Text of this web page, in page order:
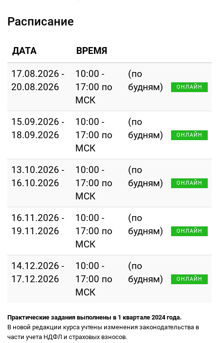
Расписание
ДАТА ВРЕМЯ
17.08.2026 -
20.08.2026
10:00 -
17:00 по
МСК
(по
будням)
ОНЛАЙН
15.09.2026 -
18.09.2026
10:00 -
17:00 по
МСК
(по
будням)
ОНЛАЙН
13.10.2026 -
16.10.2026
10:00 -
17:00 по
МСК
(по
будням)
ОНЛАЙН
16.11.2026 -
19.11.2026
10:00 -
17:00 по
МСК
(по
будням)
ОНЛАЙН
14.12.2026 -
17.12.2026
10:00 -
17:00 по
МСК
(по
будням)
ОНЛАЙН
Практические задания выполнены в 1 квартале 2024 года.
В новой редакции курса учтены изменения законодательства в
части учета НДФЛ и страховых взносов.